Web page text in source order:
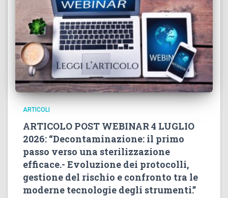
ARTICOLI
ARTICOLO POST WEBINAR 4 LUGLIO
2026: “Decontaminazione: il primo
passo verso una sterilizzazione
efficace.- Evoluzione dei protocolli,
gestione del rischio e confronto tra le
moderne tecnologie degli strumenti.”